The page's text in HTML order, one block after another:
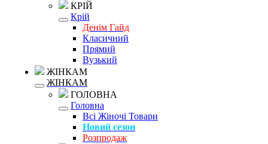
КРІЙ
Крій
Денім Гайд
Класичний
Прямий
Вузький
ЖІНКАМ
ЖІНКАМ
ГОЛОВНА
Головна
Всі Жіночі Товари
Новий сезон
Розпродаж